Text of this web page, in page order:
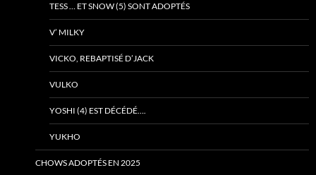
TESS … ET SNOW (5) SONT ADOPTÉS
V’ MILKY
VICKO, REBAPTISÉ D’JACK
VULKO
YOSHI (4) EST DÉCÉDÉ….
YUKHO
CHOWS ADOPTÉS EN 2025